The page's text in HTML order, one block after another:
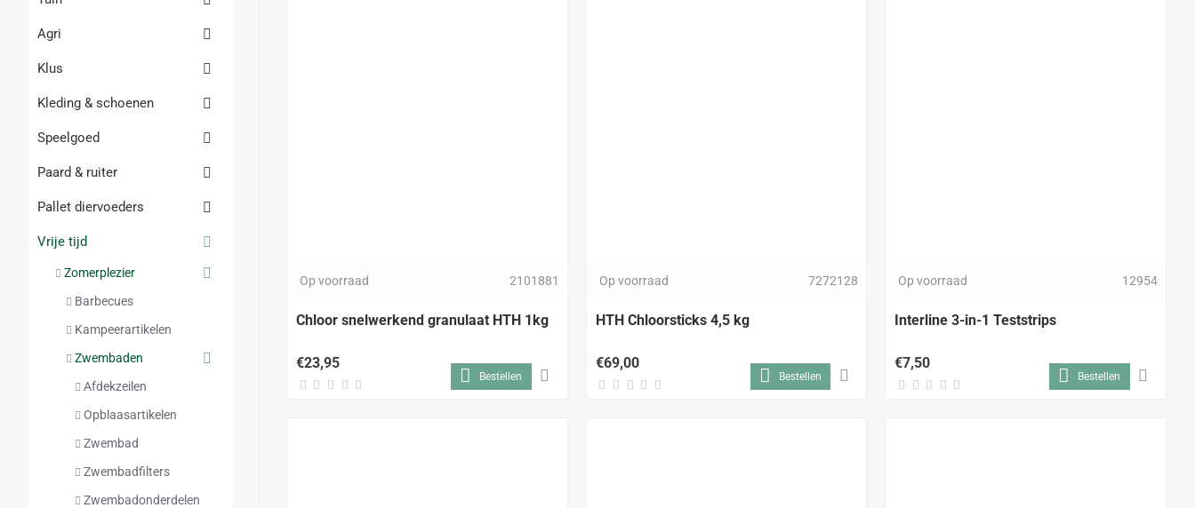
Agri
Klus
Kleding & schoenen
Speelgoed
Paard & ruiter
Pallet diervoeders
Vrije tijd
Zomerplezier
Barbecues
Kampeerartikelen
Zwembaden
Afdekzeilen
Opblaasartikelen
Zwembad
Zwembadfilters
Zwembadonderdelen
Op voorraad 2101881
Chloor snelwerkend granulaat HTH 1kg
€23,95
Bestellen
Op voorraad 7272128
HTH Chloorsticks 4,5 kg
€69,00
Bestellen
Op voorraad 12954
Interline 3-in-1 Teststrips
€7,50
Bestellen